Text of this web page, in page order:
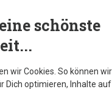
Salewa
schönste
wir Cookies. So können
Dich optimieren, Inhalte auf